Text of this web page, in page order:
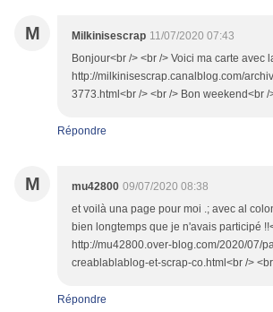
M Milkinisescrap 11/07/2020 07:43
Bonjour<br /> <br /> Voici ma carte avec
http://milkinisescrap.canalblog.com/
3773.html<br /> <br /> Bon weekend<br /
Répondre
M mu42800 09/07/2020 08:38
et voilà una page pour moi .; avec al
bien longtemps que je n'avais participé
http://mu42800.over-blog.com/2020/07/
creablablablog-et-scrap-co.html<br />
Répondre